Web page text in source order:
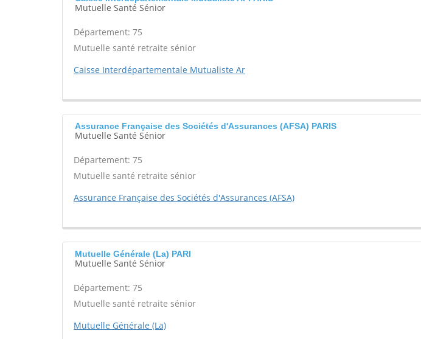
Mutuelle Santé Sénior
Département: 75
Mutuelle santé retraite sénior
Caisse Interdépartementale Mutualiste Ar
Assurance Française des Sociétés d'Assurances (AFSA) PARIS
Mutuelle Santé Sénior
Département: 75
Mutuelle santé retraite sénior
Assurance Française des Sociétés d'Assurances (AFSA)
Mutuelle Générale (La) PARI
Mutuelle Santé Sénior
Département: 75
Mutuelle santé retraite sénior
Mutuelle Générale (La)